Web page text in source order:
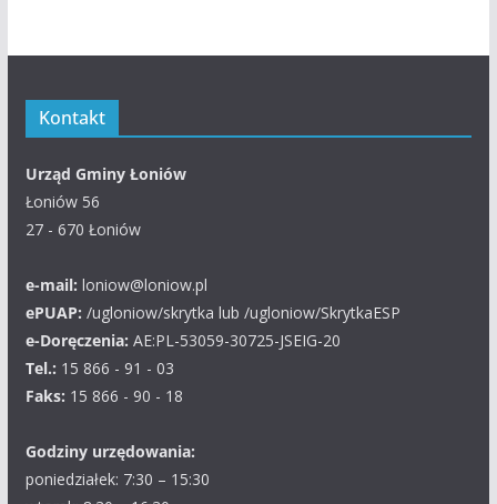
Kontakt
Urząd Gminy Łoniów
Łoniów 56
27 - 670 Łoniów
e-mail: loniow@loniow.pl
ePUAP: /ugloniow/skrytka lub /ugloniow/SkrytkaESP
e-Doręczenia: AE:PL-53059-30725-JSEIG-20
Tel.: 15 866 - 91 - 03
Faks: 15 866 - 90 - 18
Godziny urzędowania:
poniedziałek: 7:30 – 15:30